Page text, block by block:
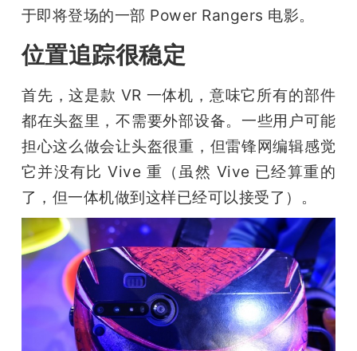
于即将登场的一部 Power Rangers 电影。
位置追踪很稳定
首先，这是款 VR 一体机，意味它所有的部件
都在头盔里，不需要外部设备。一些用户可能
担心这么做会让头盔很重，但雷锋网编辑感觉
它并没有比 Vive 重（虽然 Vive 已经算重的
了，但一体机做到这样已经可以接受了）。